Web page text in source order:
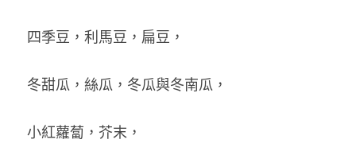
四季豆，利馬豆，扁豆，
冬甜瓜，絲瓜，冬瓜與冬南瓜，
小紅蘿蔔，芥末，